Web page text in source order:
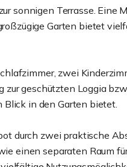
sonnigen Terrasse. Eine
Garten bietet
zwei
zur geschützten Loggia
in den Garten bietet.
durch zwei praktische
einen separaten Raum